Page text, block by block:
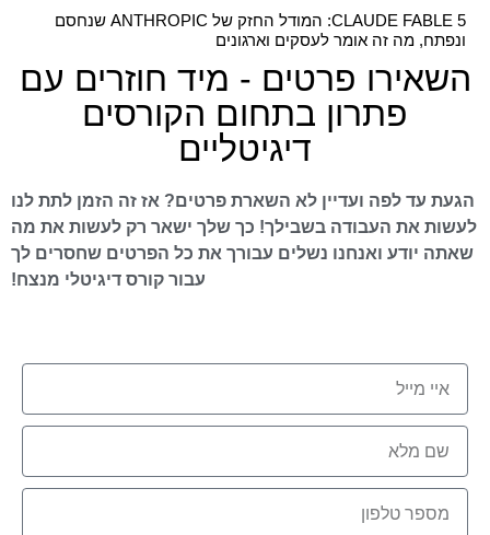
CLAUDE FABLE 5: המודל החזק של ANTHROPIC שנחסם
ונפתח, מה זה אומר לעסקים וארגונים
השאירו פרטים - מיד חוזרים עם
פתרון בתחום הקורסים
דיגיטליים
הגעת עד לפה ועדיין לא השארת פרטים? אז זה הזמן לתת לנו
לעשות את העבודה בשבילך! כך שלך ישאר רק לעשות את מה
שאתה יודע ואנחנו נשלים עבורך את כל הפרטים שחסרים לך
עבור קורס דיגיטלי מנצח!